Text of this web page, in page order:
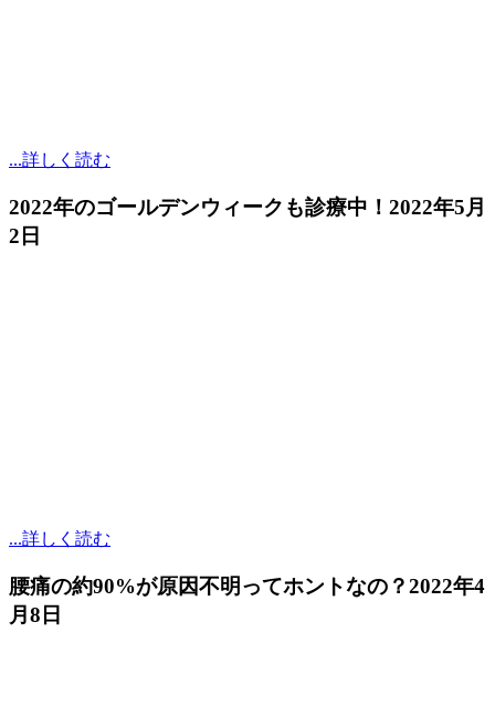
...詳しく読む
2022年のゴールデンウィークも診療中！ 2022年5月
2日
...詳しく読む
腰痛の約90%が原因不明ってホントなの？2022年4
月8日